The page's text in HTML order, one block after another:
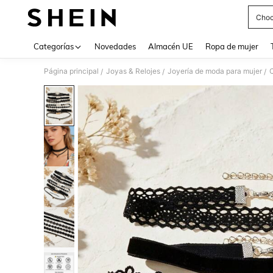
Categorías Novedades Almacén UE Ropa de mujer
Página principal / Joyas & Relojes / Joyería de moda para mujer /